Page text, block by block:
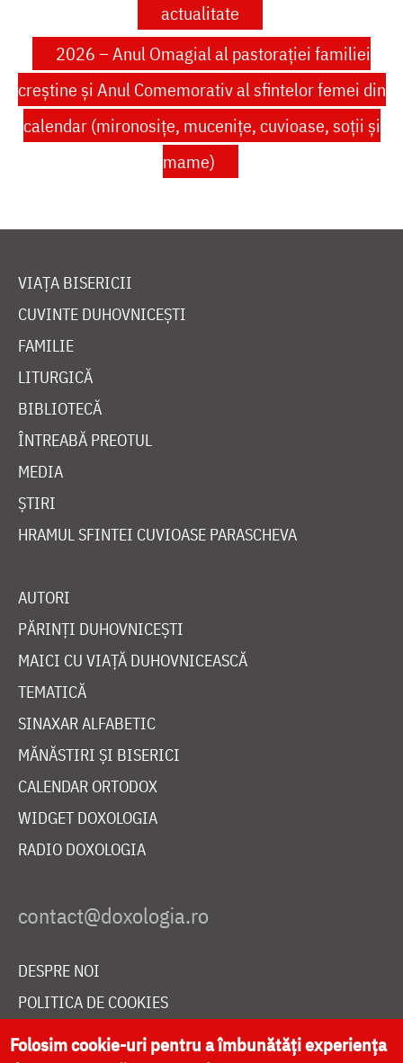
actualitate
2026 – Anul Omagial al pastorației familiei
creștine și Anul Comemorativ al sfintelor femei din
calendar (mironosițe, mucenițe, cuvioase, soții și
mame)
VIAȚA BISERICII
CUVINTE DUHOVNICEȘTI
FAMILIE
LITURGICĂ
BIBLIOTECĂ
ÎNTREABĂ PREOTUL
MEDIA
ȘTIRI
HRAMUL SFINTEI CUVIOASE PARASCHEVA
AUTORI
PĂRINȚI DUHOVNICEȘTI
MAICI CU VIAȚĂ DUHOVNICEASCĂ
TEMATICĂ
SINAXAR ALFABETIC
MĂNĂSTIRI ȘI BISERICI
CALENDAR ORTODOX
WIDGET DOXOLOGIA
RADIO DOXOLOGIA
DESPRE NOI
POLITICA DE COOKIES
DONEAZĂ ONLINE PENTRU CATEDRALA NAȚIONALĂ
Folosim cookie-uri pentru a îmbunătăți experiența